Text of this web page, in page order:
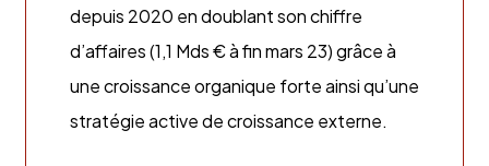
depuis 2020 en doublant son chiffre
d’affaires (1,1 Mds € à fin mars 23) grâce à
une croissance organique forte ainsi qu’une
stratégie active de croissance externe.